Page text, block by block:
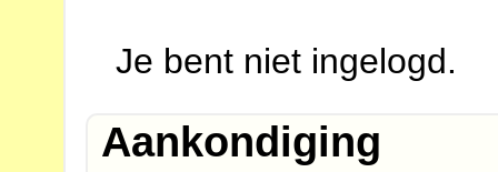
Je bent niet ingelogd.
Aankondiging